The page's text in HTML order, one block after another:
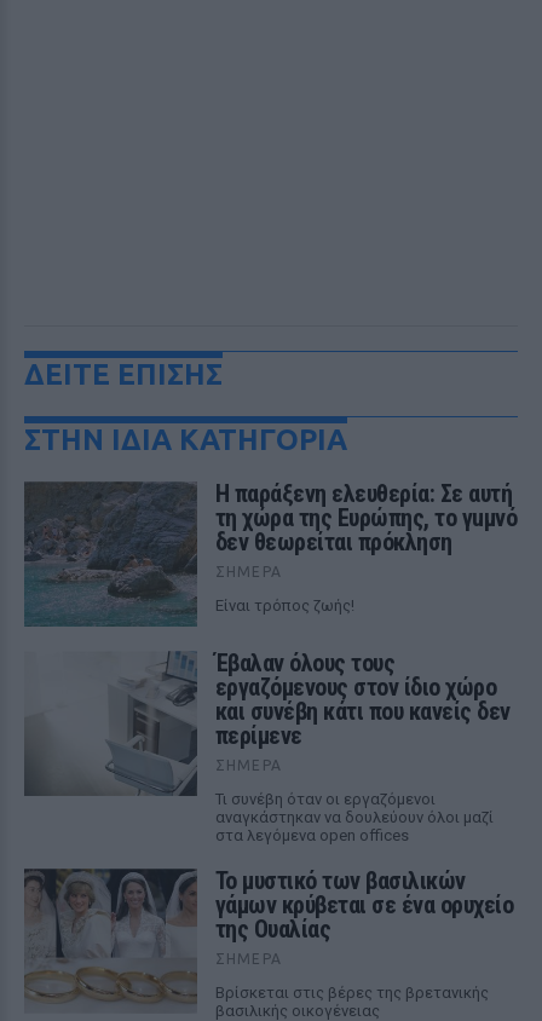
ΔΕΙΤΕ ΕΠΙΣΗΣ
ΣΤΗΝ ΙΔΙΑ ΚΑΤΗΓΟΡΙΑ
Η παράξενη ελευθερία: Σε αυτή
τη χώρα της Ευρώπης, το γuμνό
δεν θεωρείται πρόκληση
ΣΉΜΕΡΑ
Είναι τρόπος ζωής!
Έβαλαν όλους τους
εργαζόμενους στον ίδιο χώρο
και συνέβη κάτι που κανείς δεν
περίμενε
ΣΉΜΕΡΑ
Τι συνέβη όταν οι εργαζόμενοι
αναγκάστηκαν να δουλεύουν όλοι μαζί
στα λεγόμενα open offices
Το μυστικό των βασιλικών
γάμων κρύβεται σε ένα ορυχείο
της Ουαλίας
ΣΉΜΕΡΑ
Βρίσκεται στις βέρες της βρετανικής
βασιλικής οικογένειας